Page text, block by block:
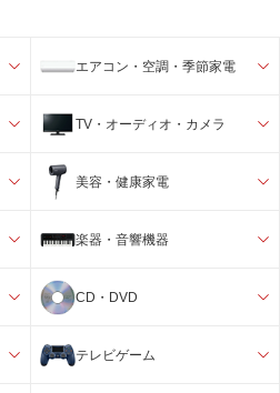
エアコン・空調・季節家電
TV・オーディオ・カメラ
美容・健康家電
楽器・音響機器
CD・DVD
テレビゲーム